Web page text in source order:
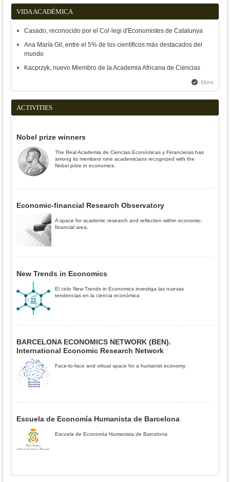
VIDA ACADÉMICA
Casado, reconocido por el Col·legi d'Economistes de Catalunya
Ana María Gil, entre el 5% de los científicos más destacados del
mundo
Kacprzyk, nuevo Miembro de la Academia Africana de Ciencias
More
ACTIVITIES
Nobel prize winners
The Real Academia de Ciencias Económicas y Financieras has
among its members nine academicians recognized with the
Nobel prize in economics.
Economic-financial Research Observatory
A space for academic research and reflection within economic-
financial area.
New Trends in Economics
El ciclo New Trends in Economics investiga las nuevas
tendencias en la ciencia económica
BARCELONA ECONOMICS NETWORK (BEN).
International Economic Research Network
Face-to-face and virtual space for a humanist economy
Escuela de Economía Humanista de Barcelona
Escuela de Economía Humanista de Barcelona